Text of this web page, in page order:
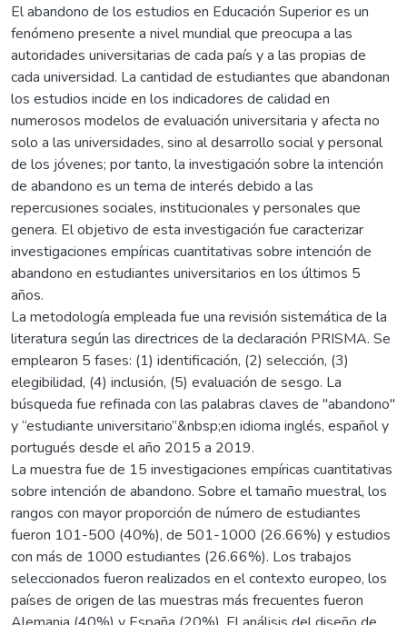
El abandono de los estudios en Educación Superior es un
fenómeno presente a nivel mundial que preocupa a las
autoridades universitarias de cada país y a las propias de
cada universidad. La cantidad de estudiantes que abandonan
los estudios incide en los indicadores de calidad en
numerosos modelos de evaluación universitaria y afecta no
solo a las universidades, sino al desarrollo social y personal
de los jóvenes; por tanto, la investigación sobre la intención
de abandono es un tema de interés debido a las
repercusiones sociales, institucionales y personales que
genera. El objetivo de esta investigación fue caracterizar
investigaciones empíricas cuantitativas sobre intención de
abandono en estudiantes universitarios en los últimos 5
años.
La metodología empleada fue una revisión sistemática de la
literatura según las directrices de la declaración PRISMA. Se
emplearon 5 fases: (1) identificación, (2) selección, (3)
elegibilidad, (4) inclusión, (5) evaluación de sesgo. La
búsqueda fue refinada con las palabras claves de "abandono"
y “estudiante universitario”&nbsp;en idioma inglés, español y
portugués desde el año 2015 a 2019.
La muestra fue de 15 investigaciones empíricas cuantitativas
sobre intención de abandono. Sobre el tamaño muestral, los
rangos con mayor proporción de número de estudiantes
fueron 101-500 (40%), de 501-1000 (26.66%) y estudios
con más de 1000 estudiantes (26.66%). Los trabajos
seleccionados fueron realizados en el contexto europeo, los
países de origen de las muestras más frecuentes fueron